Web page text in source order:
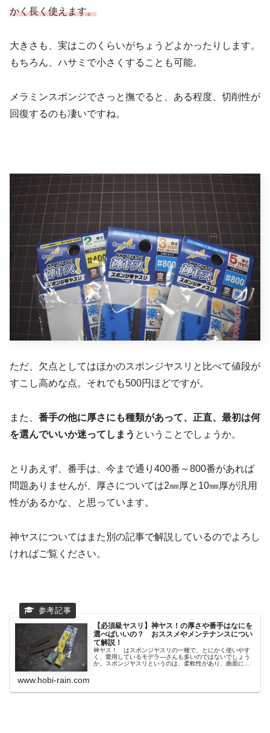
かく長く使えます。
大きさも、実はこのくらいがちょうどよかったりします。
もちろん、ハサミで小さくすることも可能。
メラミンスポンジでさっと撫でると、ある程度、切削性が
回復するのも凄いですね。
ただ、欠点としてはほかのスポンジヤスリと比べて値段が
すこし高めな点。それでも500円ほどですが。
また、 番手の他に厚さにも種類があって、正直、最初は何
を選んでいいか迷ってしまう ということでしょうか。
とりあえず、番手は、今まで通り400番～800番があれば
問題ありませんが、厚さについては2㎜厚と10㎜厚が汎用
性があるかな、と思っています。
神ヤスについてはまた別の記事で解説しているのでよろし
ければご覧ください。
【必須級ヤスリ】神ヤス！の厚さや番手はなにを
選べばいいの？ おススメやメンテナンスについ
て解説！
神ヤス！ はスポンジヤスリの一種で、とにかく使いやす
く、愛用しているモデラ―さんも多いのではないでしょう
か。スポンジヤスリというのは、柔軟性があり、曲面に密
www.hobi-rain.com